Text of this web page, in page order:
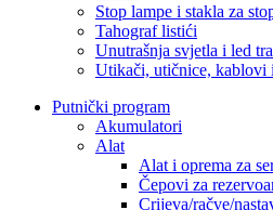
Stop lampe i stakla za
Tahograf listići
Unutrašnja svjetla i led
Utikači, utičnice, kablovi
Putnički program
Akumulatori
Alat
Alat i oprema za
Čepovi za
Crijeva/račve/